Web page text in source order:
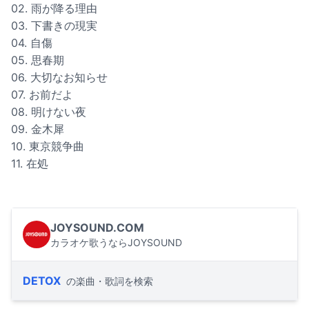
02. 雨が降る理由
03. 下書きの現実
04. 自傷
05. 思春期
06. 大切なお知らせ
07. お前だよ
08. 明けない夜
09. 金木犀
10. 東京競争曲
11. 在処
JOYSOUND.COM
カラオケ歌うならJOYSOUND
DETOX の楽曲・歌詞を検索